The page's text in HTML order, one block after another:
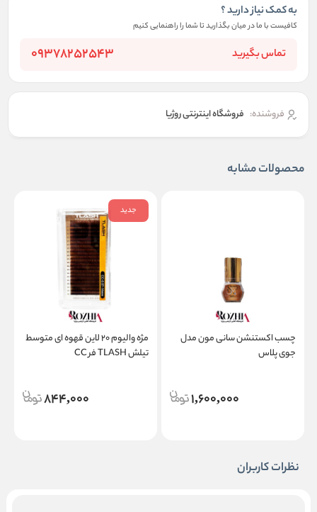
به کمک نیاز دارید ؟
کافیست با ما در میان بگذارید تا شما را راهنمایی کنیم
تماس بگیرید 09378252543
فروشنده: فروشگاه اینترنتی روژیا
محصولات مشابه
چسب اکستنشن سانی مون مدل
جوی پلاس
1,600,000
جدید
مژه والیوم ۲۰ لاین قهوه ای متوسط
تیلش TLASH فر CC
844,000
نظرات کاربران